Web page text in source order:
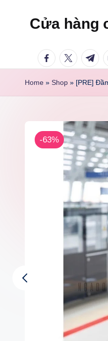
Cửa hàng
facebook.com
twitter.com
t.me
Home » Shop » [PRE]
-63%